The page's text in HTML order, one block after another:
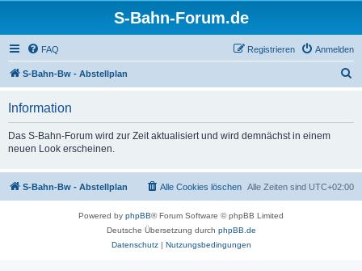
S-Bahn-Forum.de
FAQ Anmelden
Registrieren
S-Bahn-Bw - Abstellplan
Information
Das S-Bahn-Forum wird zur Zeit aktualisiert und wird demnächst in einem
neuen Look erscheinen.
S-Bahn-Bw - Abstellplan Alle Zeiten sind UTC+02:00
Alle Cookies löschen
Powered by phpBB® Forum Software © phpBB Limited
Deutsche Übersetzung durch phpBB.de
Datenschutz| Nutzungsbedingungen